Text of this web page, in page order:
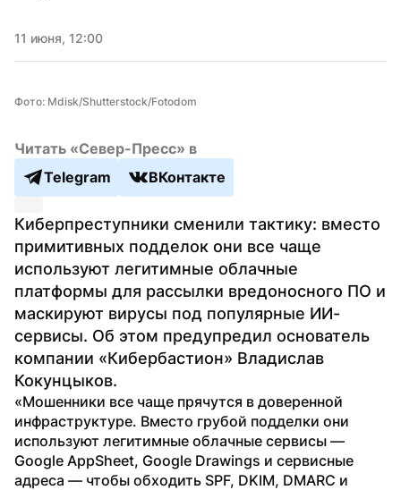
11 июня, 12:00
Фото: Mdisk/Shutterstock/Fotodom
Читать «Север-Пресс» в
Telegram
ВКонтакте
Киберпреступники сменили тактику: вместо
примитивных подделок они все чаще
используют легитимные облачные
платформы для рассылки вредоносного ПО и
маскируют вирусы под популярные ИИ-
сервисы. Об этом предупредил основатель
компании «Кибербастион» Владислав
Кокунцыков.
«Мошенники все чаще прячутся в доверенной
инфраструктуре. Вместо грубой подделки они
используют легитимные облачные сервисы —
Google AppSheet, Google Drawings и сервисные
адреса — чтобы обходить SPF, DKIM, DMARC и